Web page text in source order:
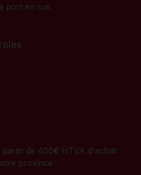
port en sus
partir de 400€ HTVA d'achat
province :